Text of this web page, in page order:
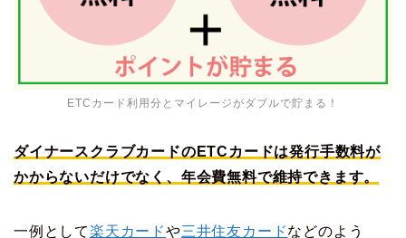
ETCカード利用分とマイレージがダブルで貯まる！
ダイナースクラブカードのETCカードは発行手数料が
かからないだけでなく、年会費無料で維持できます。
一例として楽天カードや三井住友カードなどのよう